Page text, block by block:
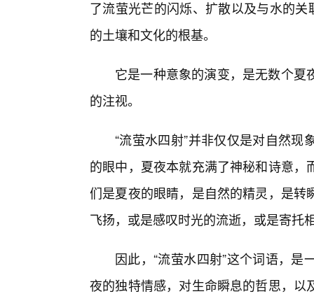
了流萤光芒的闪烁、扩散以及与水的
的土壤和文化的根基。
它是一种意象的演变，是无数个
的注视。
“流萤水四射”并非仅仅是对自然
的眼中，夏夜本就充满了神秘和诗意
们是夏夜的眼睛，是自然的精灵，是
飞扬，或是感叹时光的流逝，或是寄托
因此，“流萤水四射”这个词语，
夜的独特情感，对生命瞬息的哲思，